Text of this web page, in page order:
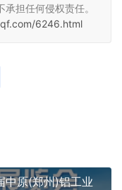
担任何侵权责任。
6246.html
中原(郑州)铝工业